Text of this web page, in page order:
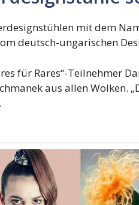
mit dem
deutsch-ungarischen
für Rares“-Teilnehmer
aus allen Wolken.